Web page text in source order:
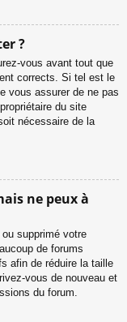
?
vous avant tout que
corrects. Si tel est le
vous assurer de ne pas
du site
nécessaire de la
ne peux à
ou supprimé votre
de forums
afin de réduire la taille
vous de nouveau et
du forum.